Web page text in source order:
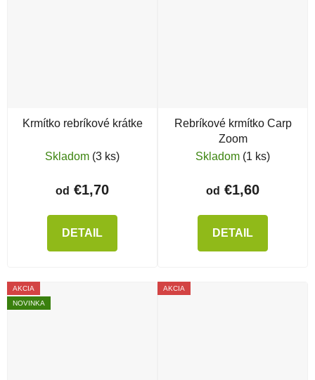
Krmítko rebríkové krátke
Skladom (3 ks)
od €1,70
DETAIL
Rebríkové krmítko Carp
Zoom
Skladom (1 ks)
od €1,60
DETAIL
AKCIA
NOVINKA
AKCIA